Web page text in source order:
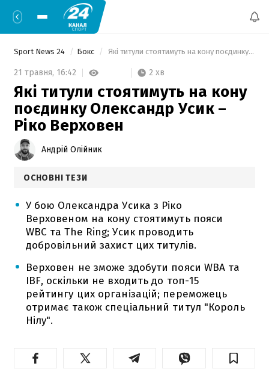
Sport News 24 Бокс Які титули стоятимуть на кону поєдинку Олександр Усик – Ріко Верховен
21 травня, 16:42 2 хв
Які титули стоятимуть на кону
поєдинку Олександр Усик –
Ріко Верховен
Андрій Олійник
ОСНОВНІ ТЕЗИ
У бою Олександра Усика з Ріко
Верховеном на кону стоятимуть пояси
WBC та The Ring; Усик проводить
добровільний захист цих титулів.
Верховен не зможе здобути пояси WBA та
IBF, оскільки не входить до топ-15
рейтингу цих організацій; переможець
отримає також спеціальний титул "Король
Нілу".